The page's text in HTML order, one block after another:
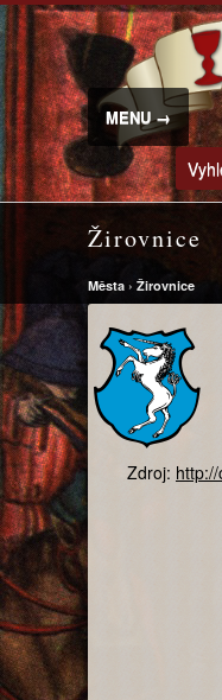
MENU →
Žirovnice
Města › Žirovnice
Zdroj: